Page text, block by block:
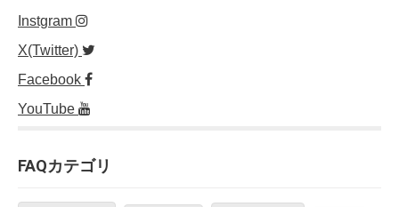
Instgram
X(Twitter)
Facebook
YouTube
FAQカテゴリ